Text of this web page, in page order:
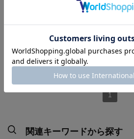
【定期お届け】 「ルナラボ」つ
る艶ピオーネ ：ワンパターン
¥2,980（税込）
(10)
つる
1
関連キーワードから探す